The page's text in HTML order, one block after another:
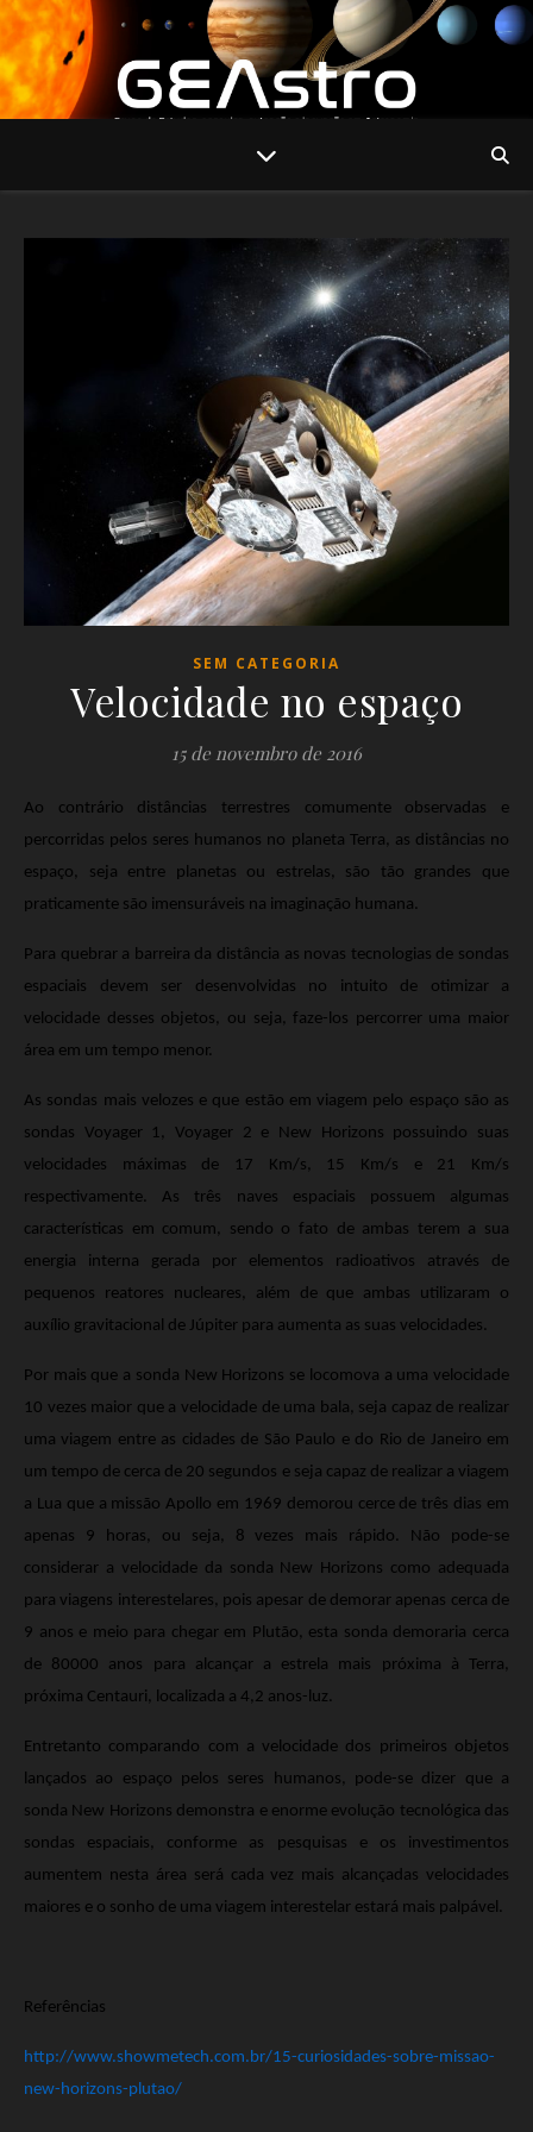
SEM CATEGORIA
Velocidade no espaço
15 de novembro de 2016
Ao contrário distâncias terrestres comumente observadas e
percorridas pelos seres humanos no planeta Terra, as distâncias no
espaço, seja entre planetas ou estrelas, são tão grandes que
praticamente são imensuráveis na imaginação humana.
Para quebrar a barreira da distância as novas tecnologias de sondas
espaciais devem ser desenvolvidas no intuito de otimizar a
velocidade desses objetos, ou seja, faze-los percorrer uma maior
área em um tempo menor.
As sondas mais velozes e que estão em viagem pelo espaço são as
sondas Voyager 1, Voyager 2 e New Horizons possuindo suas
velocidades máximas de 17 Km/s, 15 Km/s e 21 Km/s
respectivamente. As três naves espaciais possuem algumas
características em comum, sendo o fato de ambas terem a sua
energia interna gerada por elementos radioativos através de
pequenos reatores nucleares, além de que ambas utilizaram o
auxílio gravitacional de Júpiter para aumenta as suas velocidades.
Por mais que a sonda New Horizons se locomova a uma velocidade
10 vezes maior que a velocidade de uma bala, seja capaz de realizar
uma viagem entre as cidades de São Paulo e do Rio de Janeiro em
um tempo de cerca de 20 segundos e seja capaz de realizar a viagem
a Lua que a missão Apollo em 1969 demorou cerce de três dias em
apenas 9 horas, ou seja, 8 vezes mais rápido. Não pode-se
considerar a velocidade da sonda New Horizons como adequada
para viagens interestelares, pois apesar de demorar apenas cerca de
9 anos e meio para chegar em Plutão, esta sonda demoraria cerca
de 80000 anos para alcançar a estrela mais próxima à Terra,
próxima Centauri, localizada a 4,2 anos-luz.
Entretanto comparando com a velocidade dos primeiros objetos
lançados ao espaço pelos seres humanos, pode-se dizer que a
sonda New Horizons demonstra e enorme evolução tecnológica das
sondas espaciais, conforme as pesquisas e os investimentos
aumentem nesta área será cada vez mais alcançadas velocidades
maiores e o sonho de uma viagem interestelar estará mais palpável.
Referências
http://www.showmetech.com.br/15-curiosidades-sobre-missao-
new-horizons-plutao/